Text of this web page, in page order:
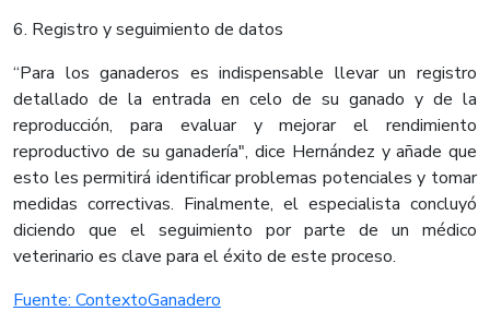
6. Registro y seguimiento de datos
“Para los ganaderos es indispensable llevar un registro
detallado de la entrada en celo de su ganado y de la
reproducción, para evaluar y mejorar el rendimiento
reproductivo de su ganadería", dice Hernández y añade que
esto les permitirá identificar problemas potenciales y tomar
medidas correctivas. Finalmente, el especialista concluyó
diciendo que el seguimiento por parte de un médico
veterinario es clave para el éxito de este proceso.​
Fuente: ContextoGanadero​